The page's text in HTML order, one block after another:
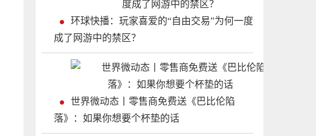
环球快播：玩家喜爱的“自由交易”为何一度
成了网游中的禁区？
世界微动态丨零售商免费送《巴比伦陷
落》：如果你想要个杯垫的话